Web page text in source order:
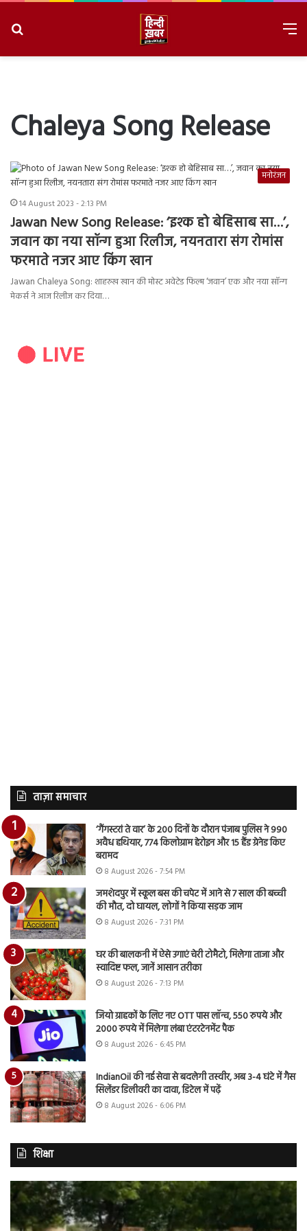
Chaleya Song Release
मनोरंजन
14 August 2023 - 2:13 PM
Jawan New Song Release: ‘इश्क हो बेहिसाब सा…’,
जवान का नया सॉन्ग हुआ रिलीज, नयनतारा संग रोमांस
फरमाते नजर आए किंग खान
Jawan Chaleya Song: शाहरुख खान की मोस्ट अवेटेड फिल्म ‘जवान’ एक और नया सॉन्ग
मेकर्स ने आज रिलीज कर दिया…
ताज़ा समाचार
‘गैंगस्टरां ते वार’ के 200 दिनों के दौरान पंजाब पुलिस ने 990
अवैध हथियार, 774 किलोग्राम हेरोइन और 15 हैंड ग्रेनेड किए
बरामद
8 August 2026 - 7:54 PM
जमशेदपुर में स्कूल बस की चपेट में आने से 7 साल की बच्ची
की मौत, दो घायल, लोगों ने किया सड़क जाम
8 August 2026 - 7:31 PM
घर की बालकनी में ऐसे उगाएं चेरी टोमैटो, मिलेगा ताजा और
स्वादिष्ट फल, जानें आसान तरीका
8 August 2026 - 7:13 PM
जियो ग्राहकों के लिए नए OTT पास लॉन्च, 550 रुपये और
2000 रुपये में मिलेगा लंबा एंटरटेनमेंट पैक
8 August 2026 - 6:45 PM
IndianOil की नई सेवा से बदलेगी तस्वीर, अब 3-4 घंटे में गैस
सिलेंडर डिलीवरी का दावा, डिटेल में पढ़ें
8 August 2026 - 6:06 PM
शिक्षा